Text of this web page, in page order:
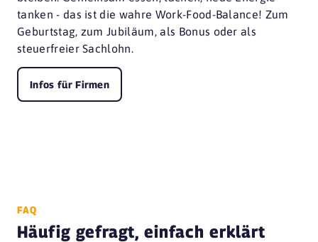
tanken - das ist die wahre Work-Food-Balance! Zum
Geburtstag, zum Jubiläum, als Bonus oder als
steuerfreier Sachlohn.
Infos für Firmen
FAQ
Häufig gefragt, einfach erklärt